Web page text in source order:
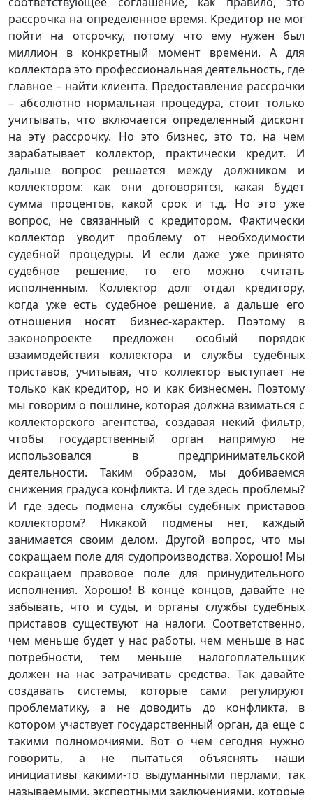
рассрочка на определенное время. Кредитор не мог
пойти на отсрочку, потому что ему нужен был
миллион в конкретный момент времени. А для
коллектора это профессиональная деятельность, где
главное – найти клиента. Предоставление рассрочки
– абсолютно нормальная процедура, стоит только
учитывать, что включается определенный дисконт
на эту рассрочку. Но это бизнес, это то, на чем
зарабатывает коллектор, практически кредит. И
дальше вопрос решается между должником и
коллектором: как они договорятся, какая будет
сумма процентов, какой срок и т.д. Но это уже
вопрос, не связанный с кредитором. Фактически
коллектор уводит проблему от необходимости
судебной процедуры. И если даже уже принято
судебное решение, то его можно считать
исполненным. Коллектор долг отдал кредитору,
когда уже есть судебное решение, а дальше его
отношения носят бизнес-характер. Поэтому в
законопроекте предложен особый порядок
взаимодействия коллектора и службы судебных
приставов, учитывая, что коллектор выступает не
только как кредитор, но и как бизнесмен. Поэтому
мы говорим о пошлине, которая должна взиматься с
коллекторского агентства, создавая некий фильтр,
чтобы государственный орган напрямую не
использовался в предпринимательской
деятельности. Таким образом, мы добиваемся
снижения градуса конфликта. И где здесь проблемы?
И где здесь подмена службы судебных приставов
коллектором? Никакой подмены нет, каждый
занимается своим делом. Другой вопрос, что мы
сокращаем поле для судопроизводства. Хорошо! Мы
сокращаем правовое поле для принудительного
исполнения. Хорошо! В конце концов, давайте не
забывать, что и суды, и органы службы судебных
приставов существуют на налоги. Соответственно,
чем меньше будет у нас работы, чем меньше в нас
потребности, тем меньше налогоплательщик
должен на нас затрачивать средства. Так давайте
создавать системы, которые сами регулируют
проблематику, а не доводить до конфликта, в
котором участвует государственный орган, да еще с
такими полномочиями. Вот о чем сегодня нужно
говорить, а не пытаться объяснять наши
инициативы какими-то выдуманными перлами, так
называемыми, экспертными заключениями, которые